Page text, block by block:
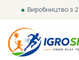
Виробництво з